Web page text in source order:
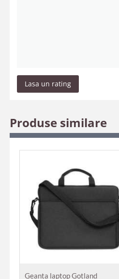
Lasa un rating
Produse similare
Geanta laptop Gotland